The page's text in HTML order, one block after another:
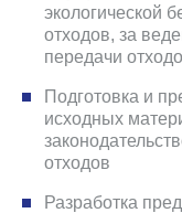
экологической
отходов, за
передачи
Подготовка и
исходных
отходов
Разработка